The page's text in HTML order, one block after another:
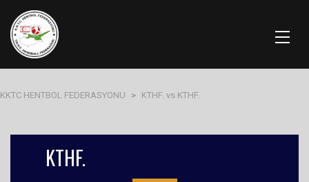
KKTC HENTBOL FEDERASYONU > KTHF. vs KTHF.
KTHF.